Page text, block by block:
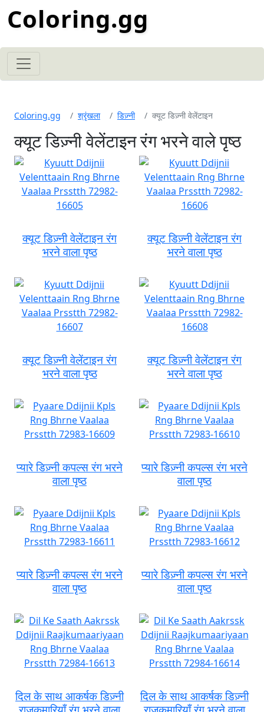
Coloring.gg
Coloring.gg श्रृंखला डिज़्नी क्यूट डिज़्नी वेलेंटाइन
क्यूट डिज़्नी वेलेंटाइन रंग भरने वाले पृष्ठ
क्यूट डिज़्नी वेलेंटाइन रंग
भरने वाला पृष्ठ
क्यूट डिज़्नी वेलेंटाइन रंग
भरने वाला पृष्ठ
क्यूट डिज़्नी वेलेंटाइन रंग
भरने वाला पृष्ठ
क्यूट डिज़्नी वेलेंटाइन रंग
भरने वाला पृष्ठ
प्यारे डिज़्नी कपल्स रंग भरने
वाला पृष्ठ
प्यारे डिज़्नी कपल्स रंग भरने
वाला पृष्ठ
प्यारे डिज़्नी कपल्स रंग भरने
वाला पृष्ठ
प्यारे डिज़्नी कपल्स रंग भरने
वाला पृष्ठ
दिल के साथ आकर्षक डिज़्नी
दिल के साथ आकर्षक डिज़्नी